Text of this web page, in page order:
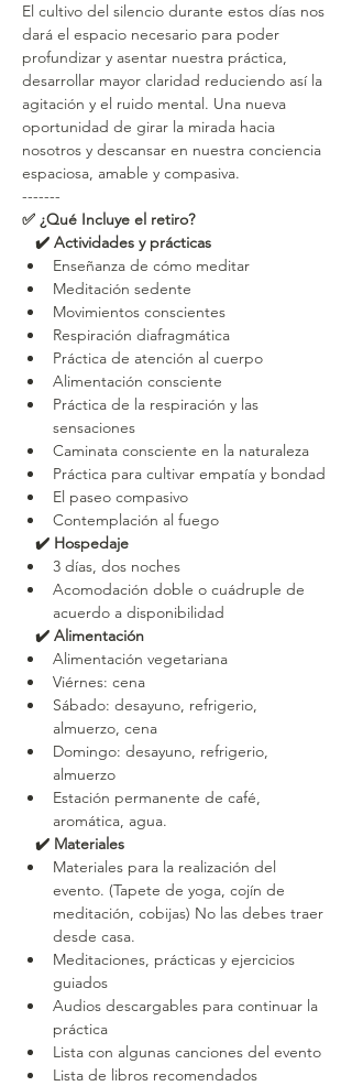
El cultivo del silencio durante estos días nos
dará el espacio necesario para poder
profundizar y asentar nuestra práctica,
desarrollar mayor claridad reduciendo así la
agitación y el ruido mental. Una nueva
oportunidad de girar la mirada hacia
nosotros y descansar en nuestra conciencia
espaciosa, amable y compasiva.
-------
✅ ¿Qué Incluye el retiro?
✔️ Actividades y prácticas
Enseñanza de cómo meditar
Meditación sedente
Movimientos conscientes
Respiración diafragmática
Práctica de atención al cuerpo
Alimentación consciente
Práctica de la respiración y las
sensaciones
Caminata consciente en la naturaleza
Práctica para cultivar empatía y bondad
El paseo compasivo
Contemplación al fuego
✔️ Hospedaje
3 días, dos noches
Acomodación doble o cuádruple de
acuerdo a disponibilidad
✔️ Alimentación
Alimentación vegetariana
Viérnes: cena
Sábado: desayuno, refrigerio,
almuerzo, cena
Domingo: desayuno, refrigerio,
almuerzo
Estación permanente de café,
aromática, agua.
✔️ Materiales
Materiales para la realización del
evento. (Tapete de yoga, cojín de
meditación, cobijas) No las debes traer
desde casa.
Meditaciones, prácticas y ejercicios
guiados
Audios descargables para continuar la
práctica
Lista con algunas canciones del evento
Lista de libros recomendados